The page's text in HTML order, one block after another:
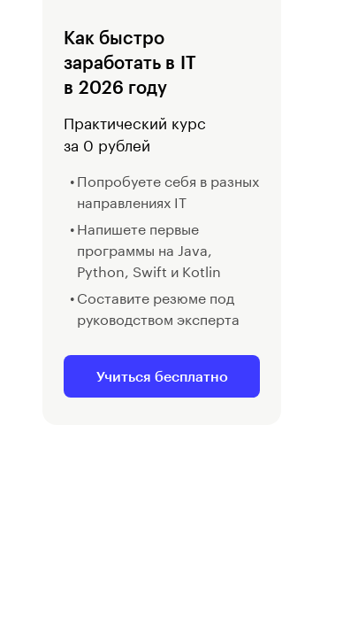
Как быстро
заработать в IT
в 2026 году
Практический курс
за 0 рублей
Попробуете себя в разных
направлениях IT
Напишете первые
программы на Java,
Python, Swift и Kotlin
Составите резюме под
руководством эксперта
Учиться бесплатно